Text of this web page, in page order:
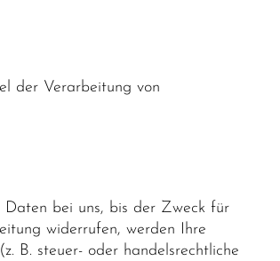
der Verarbeitung von
Daten bei uns, bis der Zweck für
widerrufen, werden Ihre
B. steuer- oder handelsrechtliche